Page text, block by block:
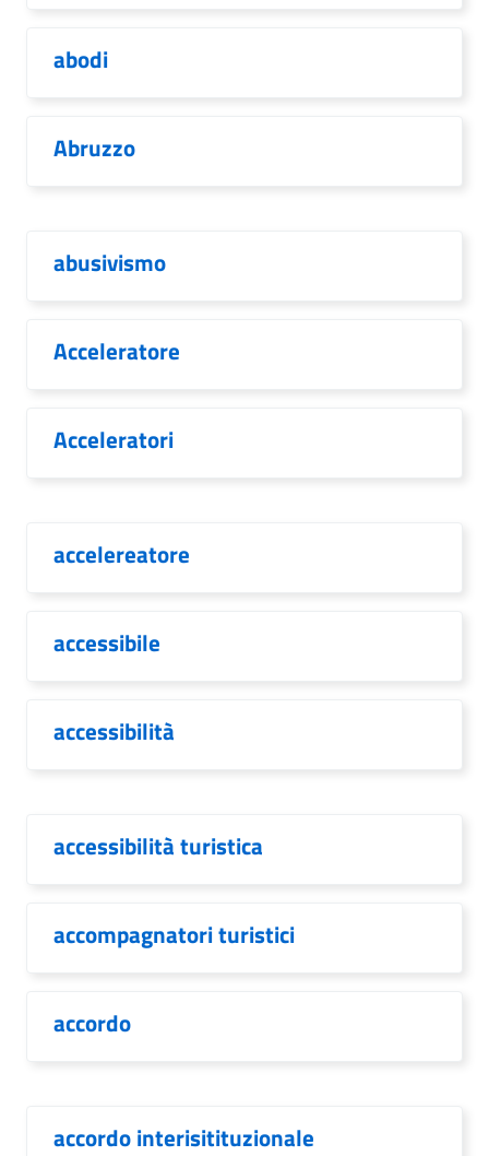
abodi
Abruzzo
abusivismo
Acceleratore
Acceleratori
accelereatore
accessibile
accessibilità
accessibilità turistica
accompagnatori turistici
accordo
accordo interisitituzionale